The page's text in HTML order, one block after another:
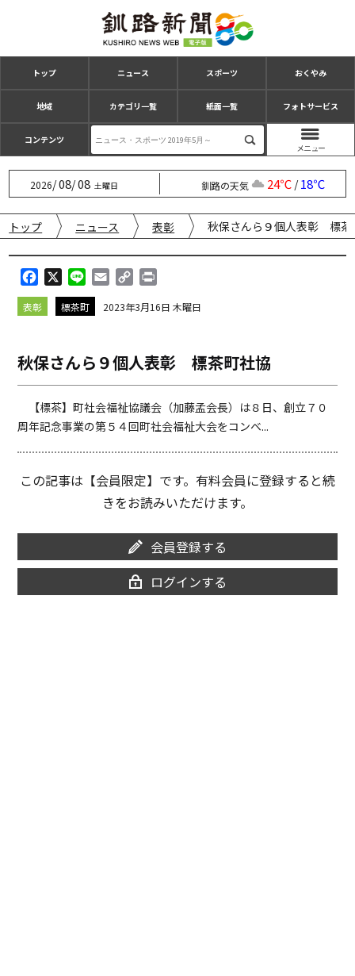
トップ ニュース スポーツ おくやみ
地域 カテゴリ一覧 紙面一覧 フォトサービス
コンテンツ
2026/08/08 土曜日 釧路の天気 24℃/18℃
トップ ニュース 表彰 秋保さんら９個人表彰 標茶
a
c
o
o
k
i
n
a
p
i
n
k
i
表彰 標茶町 2023年3月16日 木曜日
秋保さんら９個人表彰 標茶町社協
【標茶】町社会福祉協議会（加藤孟会長）は８日、創立７０
周年記念事業の第５４回町社会福祉大会をコンベ...
この記事は【会員限定】です。有料会員に登録すると続
きをお読みいただけます。
会員登録する
ログインする